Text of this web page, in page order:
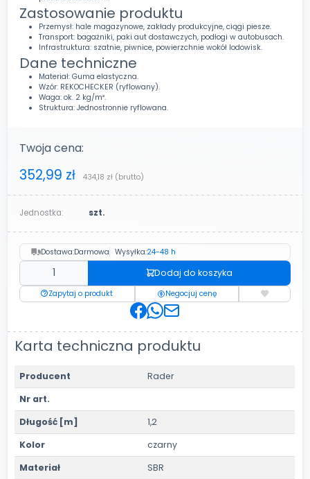
Zastosowanie produktu
Przemysł: hale magazynowe, zakłady produkcyjne, ciągi piesze.
Transport: bagażniki, paki aut dostawczych, podłogi w autobusach.
Infrastruktura: szatnie, piwnice, powierzchnie wokół lodowisk.
Dane techniczne
Materiał: Guma elastyczna.
Wzór: REKOCHECKER (ryflowany).
Waga: ok. 2 kg/m².
Struktura: Jednostronnie ryflowana.
Twoja cena:
352,99 zł 434,18 zł (brutto)
Jednostka: szt.
Dostawa:Darmowa Wysyłka:24-48 h
Dodaj do koszyka
Zapytaj o produkt Negocjuj cenę
Karta techniczna produktu
Producent
Rader
Nr art.
Długość [m]
1,2
Kolor
czarny
Materiał
SBR